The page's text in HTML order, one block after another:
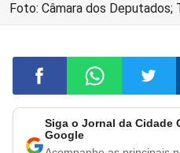
Foto: Câmara dos Deputados;
CompartilharCompartilhar
Siga o Jornal da Cidade
Google